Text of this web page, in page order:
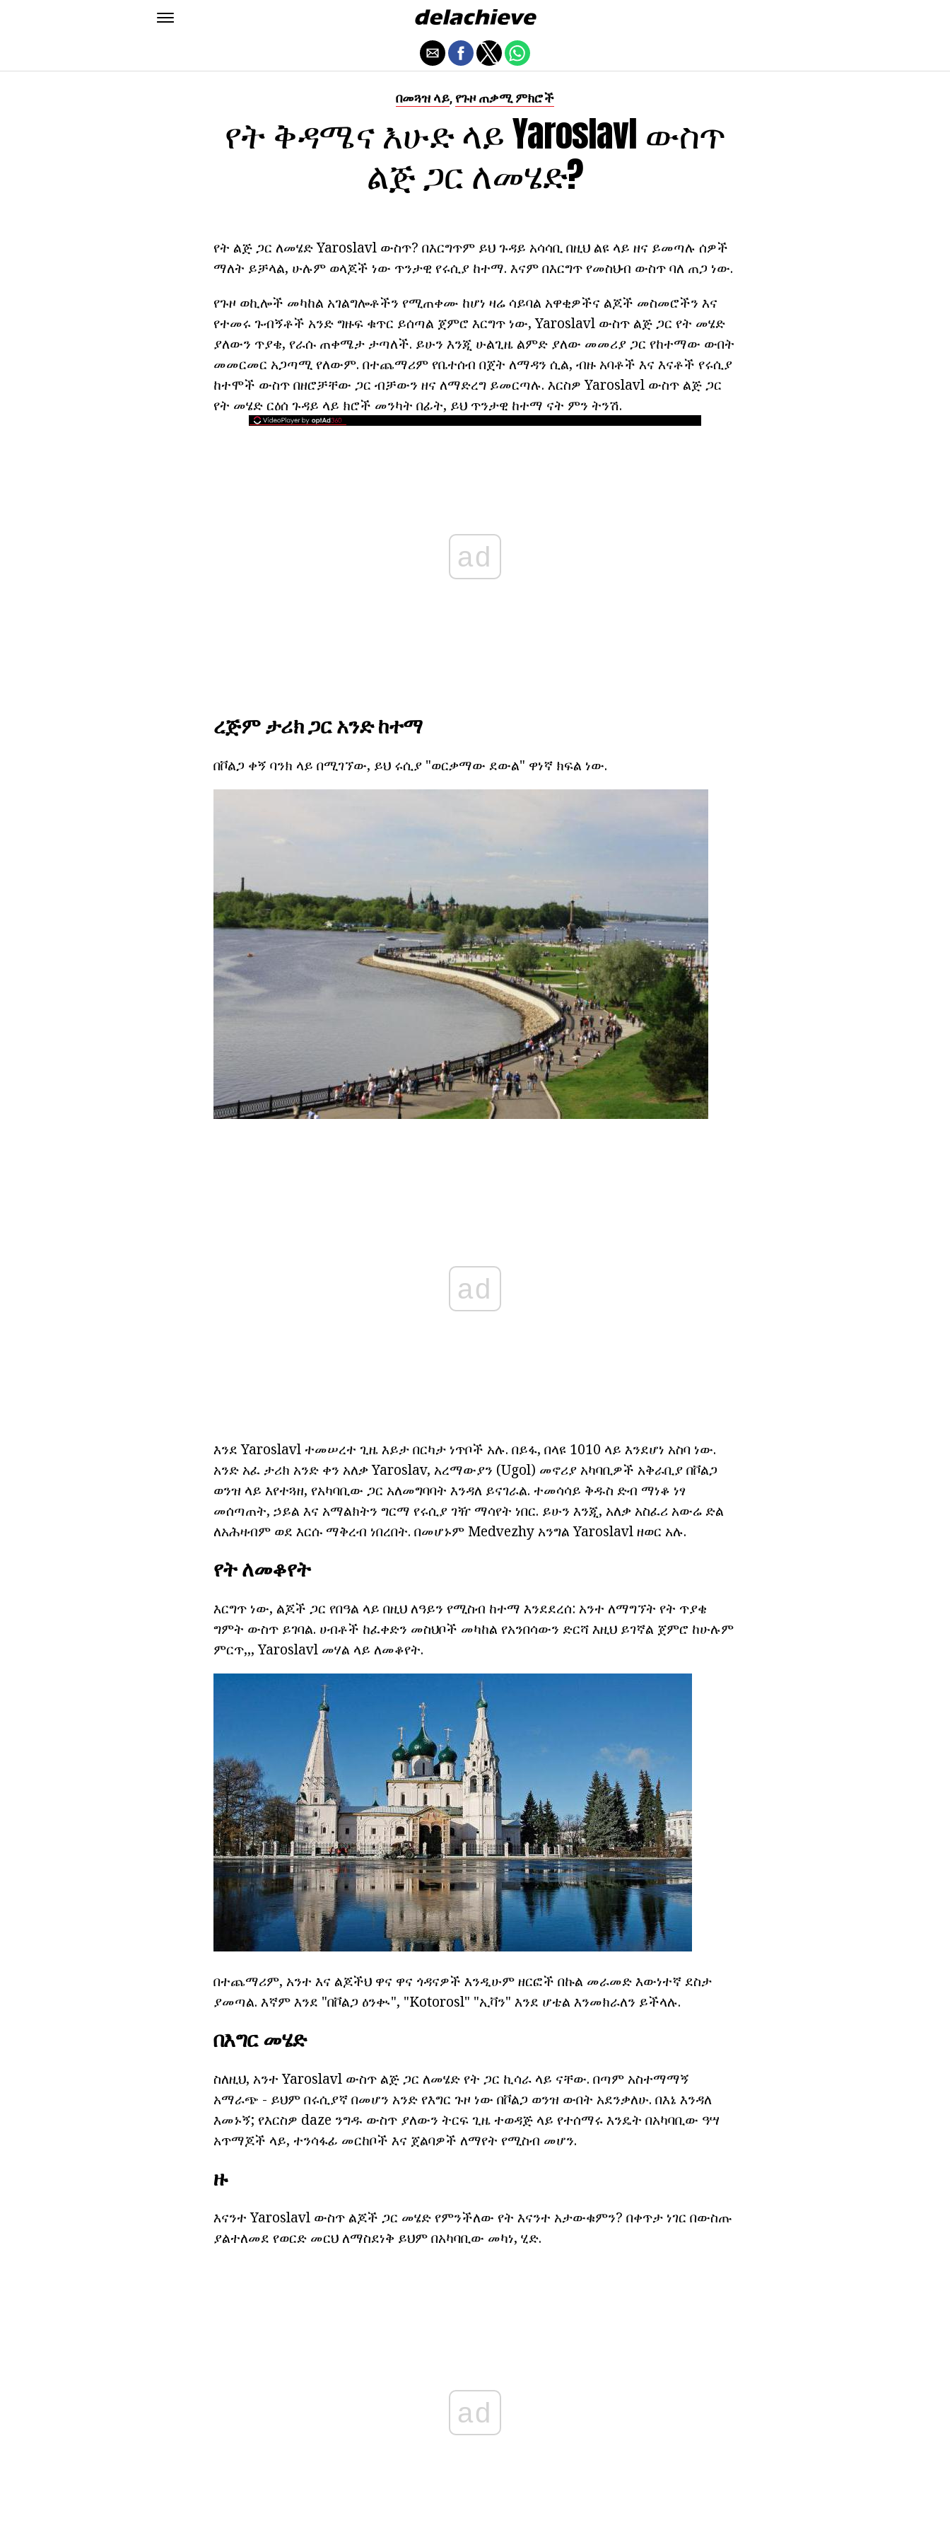
በመጓዝ ላይ, የጉዞ ጠቃሚ ምክሮች
የት ቅዳሜና እሁድ ላይ Yaroslavl ውስጥ
ልጅ ጋር ለመሄድ?
የት ልጅ ጋር ለመሄድ Yaroslavl ውስጥ? በእርግጥም ይህ ጉዳይ አሳሳቢ በዚህ ልዩ ላይ ዘና ይመጣሉ ሰዎች
ማለት ይቻላል, ሁሉም ወላጆች ነው ጥንታዊ የሩሲያ ከተማ. እናም በእርግጥ የመስህብ ውስጥ ባለ ጠጋ ነው.
የጉዞ ወኪሎች መካከል አገልግሎቶችን የሚጠቀሙ ከሆነ ዛሬ ሳይባል አዋቂዎችና ልጆች መስመሮችን እና
የተመሩ ጉብኝቶች አንድ ግዙፍ ቁጥር ይሰጣል ጀምሮ እርግጥ ነው, Yaroslavl ውስጥ ልጅ ጋር የት መሄድ
ያለውን ጥያቄ, የራሱ ጠቀሜታ ታጣለች. ይሁን እንጂ ሁልጊዜ ልምድ ያለው መመሪያ ጋር የከተማው ውበት
መመርመር አጋጣሚ የለውም. በተጨማሪም የቤተሰብ በጀት ለማዳን ሲል, ብዙ አባቶች እና እናቶች የሩሲያ
ከተሞች ውስጥ በዘሮቻቸው ጋር ብቻውን ዘና ለማድረግ ይመርጣሉ. እርስዎ Yaroslavl ውስጥ ልጅ ጋር
የት መሄድ ርዕሰ ጉዳይ ላይ ክሮች መንካት በፊት, ይህ ጥንታዊ ከተማ ናት ምን ትንሽ.
ad
ረጅም ታሪክ ጋር አንድ ከተማ
በቮልጋ ቀኝ ባንክ ላይ በሚገኘው, ይህ ሩሲያ "ወርቃማው ደውል" ዋነኛ ክፍል ነው.
ad
እንደ Yaroslavl ተመሠረተ ጊዜ እይታ በርካታ ነጥቦች አሉ. በይፋ, በላዩ 1010 ላይ እንደሆነ አስባ ነው.
አንድ አፈ ታሪክ አንድ ቀን አለቃ Yaroslav, አረማውያን (Ugol) መኖሪያ አካባቢዎች አቅራቢያ በቮልጋ
ወንዝ ላይ እየተጓዘ, የአካባቢው ጋር አለመግባባት እንዳለ ይናገራል. ተመሳሳይ ቅዱስ ድብ ማነቆ ነፃ
መሰጣጠት, ኃይል እና አማልክትን ግርማ የሩሲያ ገዥ ማሳየት ነበር. ይሁን እንጂ, አለቃ አስፈሪ አውሬ ድል
ለአሕዛብም ወደ እርሱ ማቅረብ ነበረበት. በመሆኑም Medvezhy አንግል Yaroslavl ዘወር አሉ.
የት ለመቆየት
እርግጥ ነው, ልጆች ጋር የበዓል ላይ በዚህ ለዓይን የሚስብ ከተማ እንደደረሰ: አንተ ለማግኘት የት ጥያቄ
ግምት ውስጥ ይገባል. ሀብቶች ከፈቀድን መስህቦች መካከል የአንበሳውን ድርሻ እዚህ ይገኛል ጀምሮ ከሁሉም
ምርጥ,,, Yaroslavl መሃል ላይ ለመቆየት.
በተጨማሪም, አንተ እና ልጆችህ ዋና ዋና ጎዳናዎች እንዲሁም ዘርፎች በኩል መራመድ እውነተኛ ደስታ
ያመጣል. እኛም እንደ "በቮልጋ ዕንቊ", "Kotorosl" "ኢቫን" እንደ ሆቴል እንመክራለን ይችላሉ.
በእግር መሄድ
ስለዚህ, አንተ Yaroslavl ውስጥ ልጅ ጋር ለመሄድ የት ጋር ኪሳራ ላይ ናቸው. በጣም አስተማማኝ
አማራጭ - ይህም በሩሲያኛ በመሆን አንድ የእግር ጉዞ ነው በቮልጋ ወንዝ ውበት አደንቃለሁ. በእኔ እንዳለ
እመኑኝ; የእርስዎ daze ንግዱ ውስጥ ያለውን ትርፍ ጊዜ ተወዳጅ ላይ የተሰማሩ እንዴት በአካባቢው ዓሣ
አጥማጆች ላይ, ተንሳፋፊ መርከቦች እና ጀልባዎች ለማየት የሚስብ መሆን.
ዙ
እናንተ Yaroslavl ውስጥ ልጆች ጋር መሄድ የምንችለው የት እናንተ አታውቁምን? በቀጥታ ነገር በውስጡ
ያልተለመደ የወርድ መርህ ለማስደነቅ ይህም በአካባቢው መካነ, ሂድ.
ad